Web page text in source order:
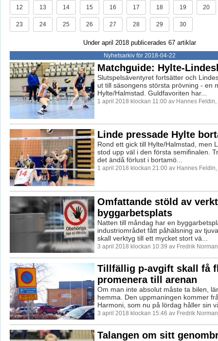
12 13 14 15 16 17 18 19 20
23 24 25 26 27 28 29 30
Under april 2018 publicerades 67 artiklar
Nyhetsarkiv för 2018-04-22
Matchguide: Hylte-
Slutspelsäventyret fortsätter och
ut till säsongens största prövning - en
Hylte/Halmstad. Guldfavoriten har...
1 april 2018 klockan 11:00 av Hannes
Linde pressade Hylte
Rond ett gick till Hylte/Halmstad, men
stod upp väl i den första semifinalen.
det ändå förlust i bortamö...
1 april 2018 klockan 21:00 av Hannes
Omfattande stöld av
byggarbetsplats
Natten till måndag har en
industriområdet fått påhälsning av
skall verktyg till ett mycket stort vä...
3 april 2018 klockan 10:39 av Fredrik
Tillfällig p-avgift skall få
promenera till arenan
Om man inte absolut måste ta bilen,
hemma. Den uppmaningen kommer
Harmoni, som nu på lördag håller sin
3 april 2018 klockan 15:46 av Fredrik
Talangen om sitt